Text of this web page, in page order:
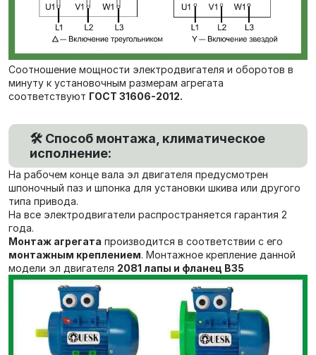
Соотношение мощности электродвигателя и оборотов в
минуту к установочным размерам агрегата
соответствуют ГОСТ 31606-2012.
🛠️ Способ монтажа, климатическое
исполнение:
На рабочем конце вала эл двигателя предусмотрен
шпоночный паз и шпонка для установки шкива или другого
типа привода.
На все электродвигатели распространяется гарантия 2
года.
Монтаж агрегата производится в соответствии с его
монтажным креплением. Монтажное крепление данной
модели эл двигателя 2081 лапы и фланец В35